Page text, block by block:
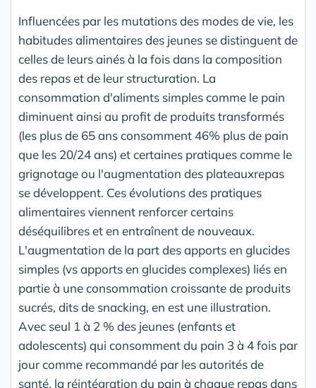
Influencées par les mutations des modes de vie, les
habitudes alimentaires des jeunes se distinguent de
celles de leurs ainés à la fois dans la composition
des repas et de leur structuration. La
consommation d'aliments simples comme le pain
diminuent ainsi au profit de produits transformés
(les plus de 65 ans consomment 46% plus de pain
que les 20/24 ans) et certaines pratiques comme le
grignotage ou l'augmentation des plateauxrepas
se développent. Ces évolutions des pratiques
alimentaires viennent renforcer certains
déséquilibres et en entraînent de nouveaux.
L'augmentation de la part des apports en glucides
simples (vs apports en glucides complexes) liés en
partie à une consommation croissante de produits
sucrés, dits de snacking, en est une illustration.
Avec seul 1 à 2 % des jeunes (enfants et
adolescents) qui consomment du pain 3 à 4 fois par
jour comme recommandé par les autorités de
santé, la réintégration du pain à chaque repas dans